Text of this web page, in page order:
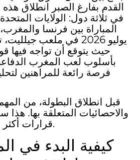
القدم بفارغ الصبر انطلاق هذه
في ثلاثة دول: الولايات
يوليو 2026 في ملعب
حيث يتوقع أن تواجه فيها
بأسلوب لعب المغرب
فرصة رائعة للمراهنين
قبل انطلاق البطولة، من
والاحصائيات المتعلقة بها.
قرارات أكثر ذكاءً أثناء المراهنة.
كيفية البدء في